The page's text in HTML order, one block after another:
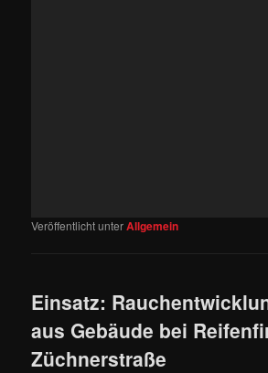
Veröffentlicht unterAllgemein
Einsatz:
aus Gebäude bei
Züchnerstraße